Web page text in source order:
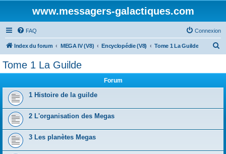
www.messagers-galactiques.com
FAQ Connexion
Index du forum MEGA IV (V8) Encyclopédie (V8) Tome 1 La Guilde
h
Tome 1 La Guilde
Forum
1 Histoire de la guilde
2 L'organisation des Megas
3 Les planètes Megas